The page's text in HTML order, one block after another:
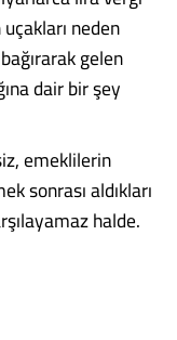
neden
gelen
dair bir şey
emeklilerin
sonrası aldıkları
halde.